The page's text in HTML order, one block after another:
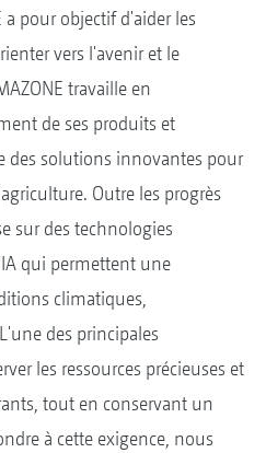
pour objectif d'aider les
vers l'avenir et le
travaille en
de ses produits et
des solutions innovantes pour
Outre les progrès
sur des technologies
qui permettent une
climatiques,
des principales
les ressources précieuses et
tout en conservant un
à cette exigence, nous